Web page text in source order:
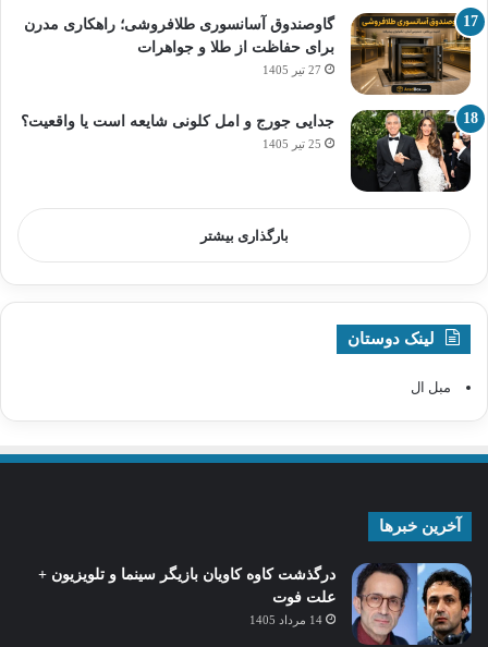
گاوصندوق آسانسوری طلافروشی؛ راهکاری مدرن
برای حفاظت از طلا و جواهرات
27 تیر 1405
جدایی جورج و امل کلونی شایعه است یا واقعیت؟
25 تیر 1405
بارگذاری بیشتر
لینک دوستان
مبل ال
آخرین خبرها
درگذشت کاوه کاویان بازیگر سینما و تلویزیون +
علت فوت
14 مرداد 1405